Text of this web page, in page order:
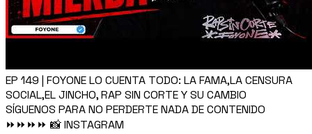
EP 149 | FOYONE LO CUENTA TODO: LA FAMA,LA CENSURA
SOCIAL,EL JINCHO, RAP SIN CORTE Y SU CAMBIO
SÍGUENOS PARA NO PERDERTE NADA DE CONTENIDO
⏩⏩⏩⏩ 📸 INSTAGRAM